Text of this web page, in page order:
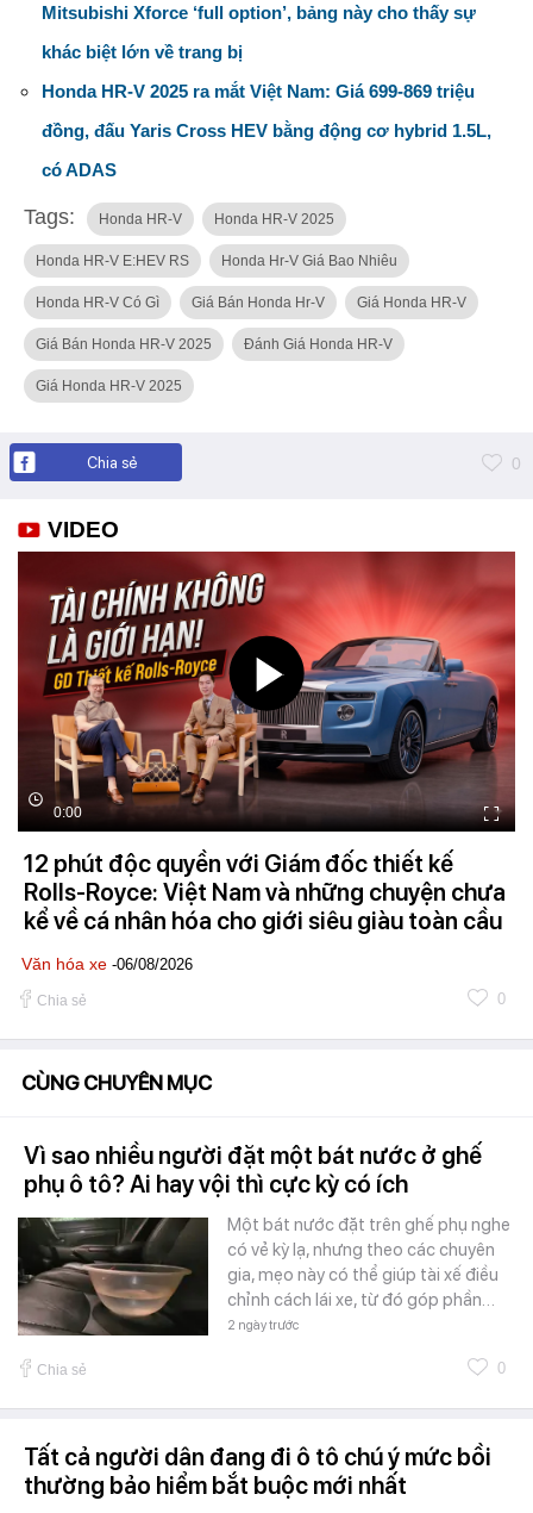
Mitsubishi Xforce ‘full option’, bảng này cho thấy sự
khác biệt lớn về trang bị
Honda HR-V 2025 ra mắt Việt Nam: Giá 699-869 triệu
đồng, đấu Yaris Cross HEV bằng động cơ hybrid 1.5L,
có ADAS
Tags: Honda HR-V Honda HR-V 2025
Honda HR-V E:HEV RS Honda Hr-V Giá Bao Nhiêu
Honda HR-V Có Gì Giá Bán Honda Hr-V Giá Honda HR-V
Giá Bán Honda HR-V 2025 Đánh Giá Honda HR-V
Giá Honda HR-V 2025
Chia sẻ 0
VIDEO
0:00
12 phút độc quyền với Giám đốc thiết kế
Rolls-Royce: Việt Nam và những chuyện chưa
kể về cá nhân hóa cho giới siêu giàu toàn cầu
Văn hóa xe -06/08/2026
Chia sẻ 0
CÙNG CHUYÊN MỤC
Vì sao nhiều người đặt một bát nước ở ghế
phụ ô tô? Ai hay vội thì cực kỳ có ích
Một bát nước đặt trên ghế phụ nghe
có vẻ kỳ lạ, nhưng theo các chuyên
gia, mẹo này có thể giúp tài xế điều
chỉnh cách lái xe, từ đó góp phần…
2 ngày trước
Chia sẻ 0
Tất cả người dân đang đi ô tô chú ý mức bồi
thường bảo hiểm bắt buộc mới nhất